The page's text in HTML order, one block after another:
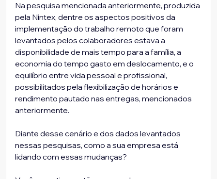
Na pesquisa mencionada anteriormente, produzida
pela Nintex, dentre os aspectos positivos da
implementação do trabalho remoto que foram
levantados pelos colaboradores estava a
disponibilidade de mais tempo para a família, a
economia do tempo gasto em deslocamento, e o
equilíbrio entre vida pessoal e profissional,
possibilitados pela flexibilização de horários e
rendimento pautado nas entregas, mencionados
anteriormente.
Diante desse cenário e dos dados levantados
nessas pesquisas, como a sua empresa está
lidando com essas mudanças?